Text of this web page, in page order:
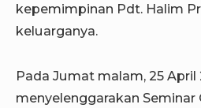
kepemimpinan Pdt. Halim
keluarganya.
Pada Jumat malam, 25 April
menyelenggarakan Seminar